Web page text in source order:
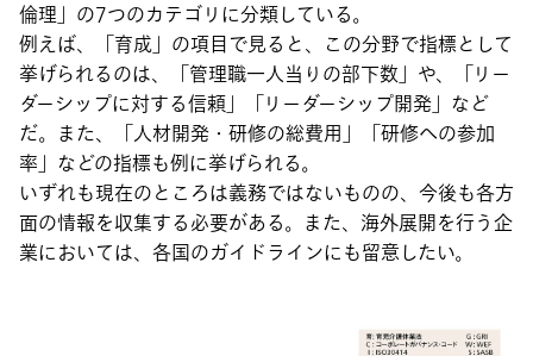
倫理」の7つのカテゴリに分類している。
例えば、「育成」の項目で見ると、この分野で指標として
挙げられるのは、「管理職一人当りの部下数」や、「リー
ダーシップに対する信頼」「リーダーシップ開発」など
だ。また、「人材開発・研修の総費用」「研修への参加
率」などの指標も例に挙げられる。
いずれも現在のところは義務ではないものの、今後も各方
面の情報を収集する必要がある。また、海外展開を行う企
業においては、各国のガイドラインにも留意したい。